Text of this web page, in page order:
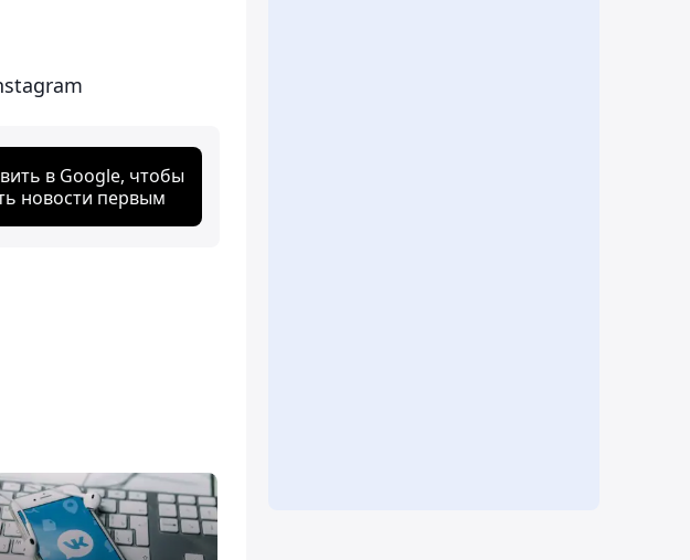
в Google, чтобы
новости первым